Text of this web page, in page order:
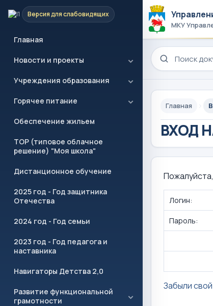
Версия для слабовидящих
Главная
Новости и проекты
Учреждения образования
Горячее питание
Обеспечение жильем
ТОР (типовое облачное
решение) "Моя школа"
Дистанционное обучение
2025 год - Год защитника
Отечества
2024 год - Год семьи
2023 год - Год педагога и
наставника
Навигаторы Детства 2,0
Развитие функциональной
грамотности
МКУ
Поиск по сайту
Главная
ВХОД
Логин:
Пароль:
Забыли